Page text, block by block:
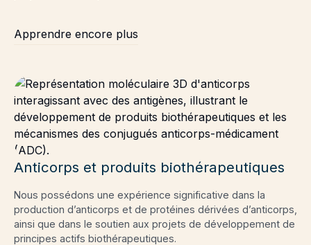
Apprendre encore plus
Anticorps et produits biothérapeutiques
Nous possédons une expérience significative dans la
production d’anticorps et de protéines dérivées d’anticorps,
ainsi que dans le soutien aux projets de développement de
principes actifs biothérapeutiques.